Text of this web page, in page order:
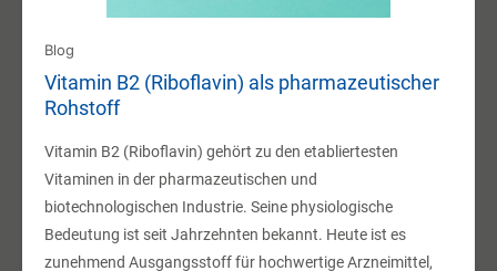
Blog
Vitamin B2 (Riboflavin) als pharmazeutischer
Rohstoff
Vitamin B2 (Riboflavin) gehört zu den etabliertesten
Vitaminen in der pharmazeutischen und
biotechnologischen Industrie. Seine physiologische
Bedeutung ist seit Jahrzehnten bekannt. Heute ist es
zunehmend Ausgangsstoff für hochwertige Arzneimittel,